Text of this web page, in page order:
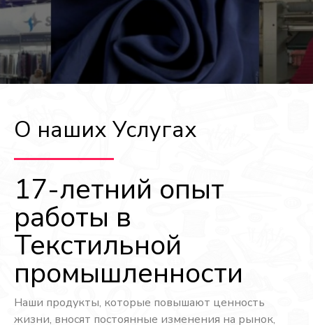
О наших Услугах
17-летний опыт
работы в
Текстильной
промышленности
Наши продукты, которые повышают ценность
жизни, вносят постоянные изменения на рынок,